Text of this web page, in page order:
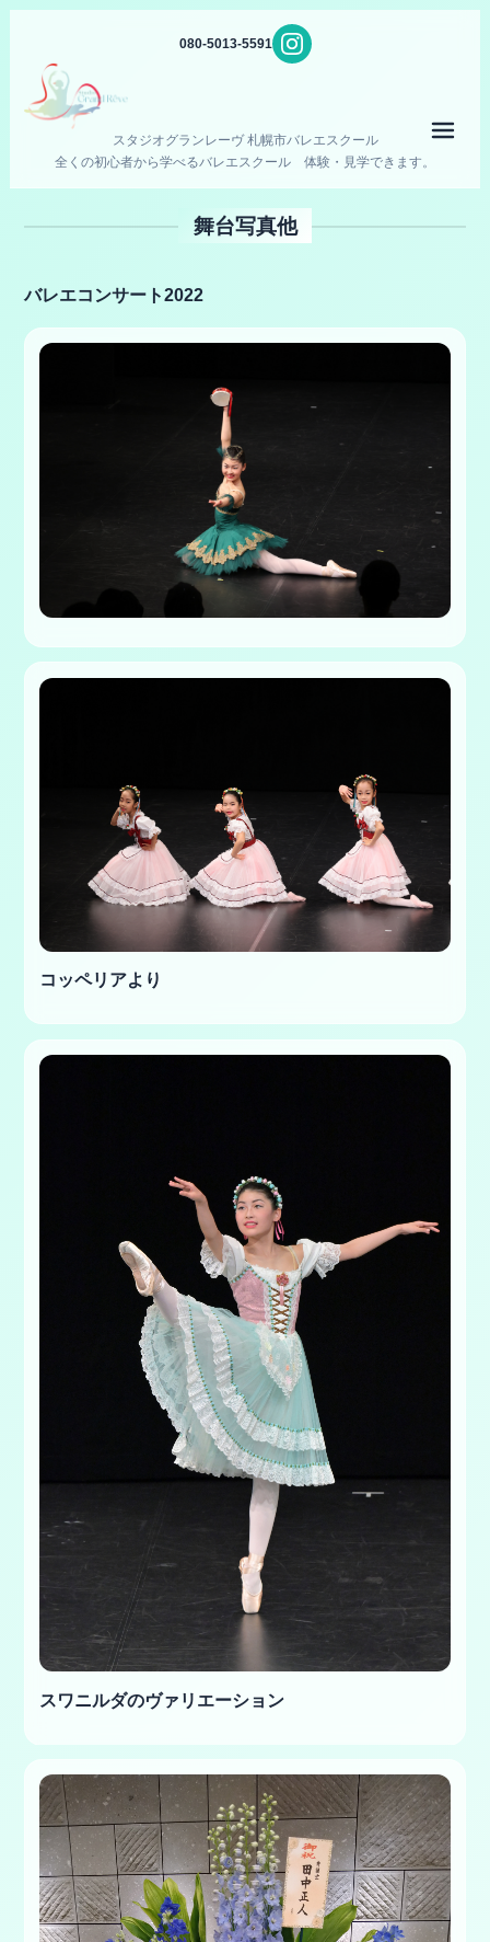
080-5013-5591
スタジオグランレーヴ 札幌市バレエスクール
全くの初心者から学べるバレエスクール 体験・見学できます。
舞台写真他
バレエコンサート2022
コッペリアより
スワニルダのヴァリエーション